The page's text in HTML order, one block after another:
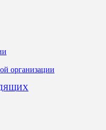
организации